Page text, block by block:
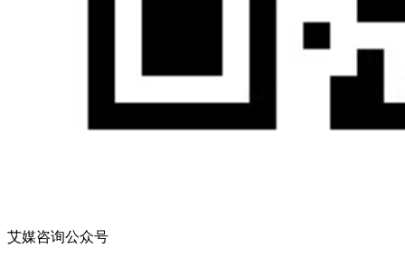
艾媒咨询公众号